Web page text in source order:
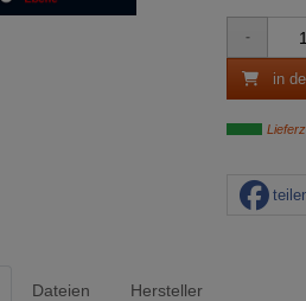
in
Dateien Hersteller